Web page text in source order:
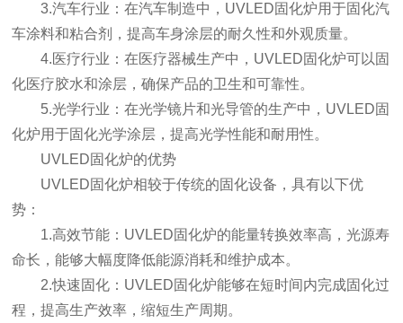
3.汽车行业：在汽车制造中，UVLED固化炉用于固化汽
车涂料和粘合剂，提高车身涂层的耐久性和外观质量。
4.医疗行业：在医疗器械生产中，UVLED固化炉可以固
化医疗胶水和涂层，确保产品的卫生和可靠性。
5.光学行业：在光学镜片和光导管的生产中，UVLED固
化炉用于固化光学涂层，提高光学性能和耐用性。
UVLED固化炉的优势
UVLED固化炉相较于传统的固化设备，具有以下优
势：
1.高效节能：UVLED固化炉的能量转换效率高，光源寿
命长，能够大幅度降低能源消耗和维护成本。
2.快速固化：UVLED固化炉能够在短时间内完成固化过
程，提高生产效率，缩短生产周期。